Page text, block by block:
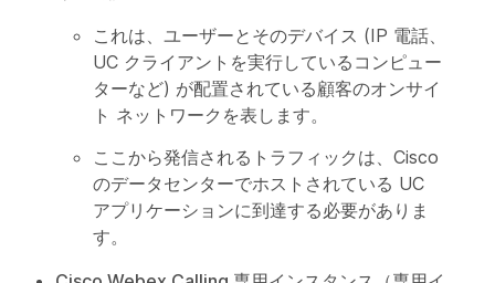
これは、ユーザーとそのデバイス (IP 電話、
UC クライアントを実行しているコンピュー
ターなど) が配置されている顧客のオンサイ
ト ネットワークを表します。
ここから発信されるトラフィックは、Cisco
のデータセンターでホストされている UC
アプリケーションに到達する必要がありま
す。